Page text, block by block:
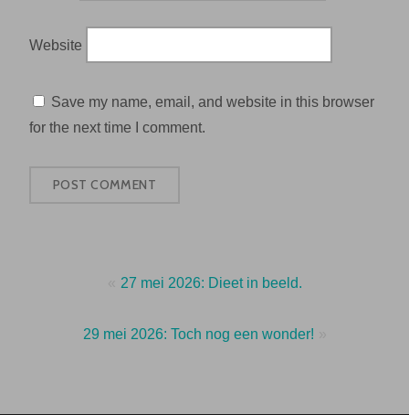
Website
Save my name, email, and website in this browser
for the next time I comment.
navigation
27 mei 2026: Dieet in beeld.
29 mei 2026: Toch nog een wonder!